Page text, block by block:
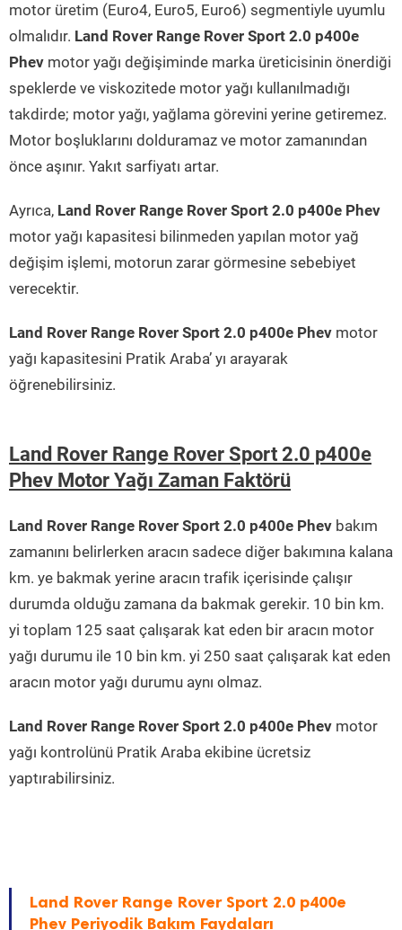
motor üretim (Euro4, Euro5, Euro6) segmentiyle uyumlu
olmalıdır. Land Rover Range Rover Sport 2.0 p400e
Phev motor yağı değişiminde marka üreticisinin önerdiği
speklerde ve viskozitede motor yağı kullanılmadığı
takdirde; motor yağı, yağlama görevini yerine getiremez.
Motor boşluklarını dolduramaz ve motor zamanından
önce aşınır. Yakıt sarfiyatı artar.
Ayrıca, Land Rover Range Rover Sport 2.0 p400e Phev
motor yağı kapasitesi bilinmeden yapılan motor yağ
değişim işlemi, motorun zarar görmesine sebebiyet
verecektir.
Land Rover Range Rover Sport 2.0 p400e Phev motor
yağı kapasitesini Pratik Araba’ yı arayarak
öğrenebilirsiniz.
Land Rover Range Rover Sport 2.0 p400e
Phev Motor Yağı Zaman Faktörü
Land Rover Range Rover Sport 2.0 p400e Phev bakım
zamanını belirlerken aracın sadece diğer bakımına kalana
km. ye bakmak yerine aracın trafik içerisinde çalışır
durumda olduğu zamana da bakmak gerekir. 10 bin km.
yi toplam 125 saat çalışarak kat eden bir aracın motor
yağı durumu ile 10 bin km. yi 250 saat çalışarak kat eden
aracın motor yağı durumu aynı olmaz.
Land Rover Range Rover Sport 2.0 p400e Phev motor
yağı kontrolünü Pratik Araba ekibine ücretsiz
yaptırabilirsiniz.
Land Rover Range Rover Sport 2.0 p400e
Phev Periyodik Bakım Faydaları